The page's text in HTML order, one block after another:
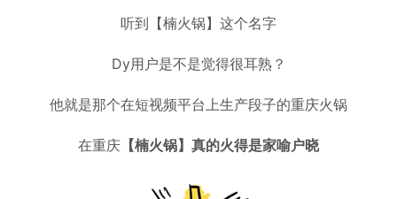
听到【楠火锅】这个名字
Dy用户是不是觉得很耳熟？
他就是那个在短视频平台上生产段子的重庆火锅
在重庆 【楠火锅】真的火得是家喻户晓